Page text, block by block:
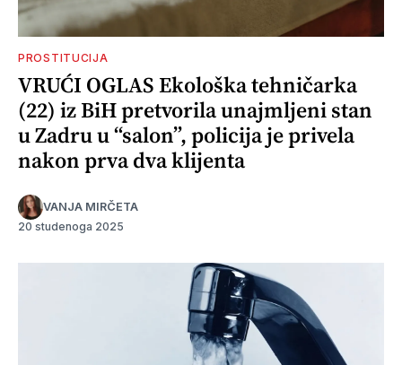
PROSTITUCIJA
VRUĆI OGLAS Ekološka tehničarka
(22) iz BiH pretvorila unajmljeni stan
u Zadru u “salon”, policija je privela
nakon prva dva klijenta
VANJA MIRČETA
20 studenoga 2025